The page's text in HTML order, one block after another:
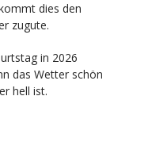
dies den
zugute.
in 2026
das Wetter schön
hell ist.